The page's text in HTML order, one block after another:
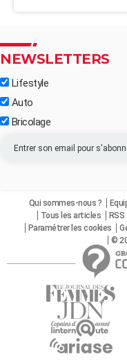
NEWSLETTERS
Lifestyle
Auto
Bricolage
Qui sommes-nous ?
Tous les articles
RSS
Paramétrer les cookies
©